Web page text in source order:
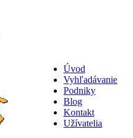
Úvod
Vyhľadávanie
Podniky
Blog
Kontakt
Užívatelia